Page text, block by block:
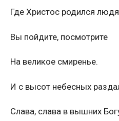
Где Христос родился
Вы пойдите, посмотрите
На великое смиренье.
И с высот небесных
Слава, слава в вышних